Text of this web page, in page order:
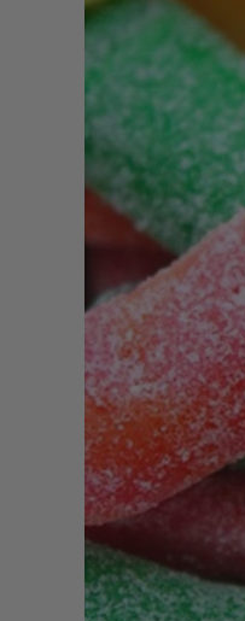
produits